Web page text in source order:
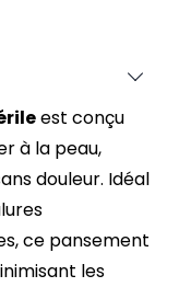
est conçu
à la peau,
douleur. Idéal
ce pansement
les